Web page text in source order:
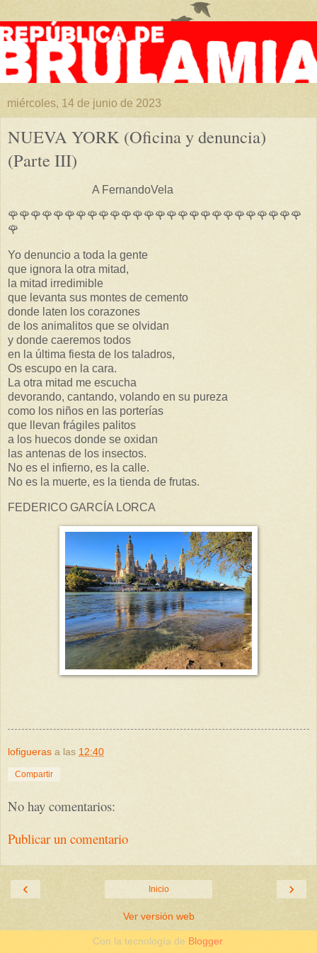
miércoles, 14 de junio de 2023
NUEVA YORK (Oficina y denuncia)
(Parte III)
A FernandoVela
🌹🌹🌹🌹🌹🌹🌹🌹🌹🌹🌹🌹🌹🌹🌹🌹🌹🌹🌹🌹🌹🌹🌹🌹🌹🌹
🌹
Yo denuncio a toda la gente
que ignora la otra mitad,
la mitad irredimible
que levanta sus montes de cemento
donde laten los corazones
de los animalitos que se olvidan
y donde caeremos todos
en la última fiesta de los taladros,
Os escupo en la cara.
La otra mitad me escucha
devorando, cantando, volando en su pureza
como los niños en las porterías
que llevan frágiles palitos
a los huecos donde se oxidan
las antenas de los insectos.
No es el infierno, es la calle.
No es la muerte, es la tienda de frutas.
FEDERICO GARCÍA LORCA
lofigueras a las 12:40
Compartir
No hay comentarios:
Publicar un comentario
‹ ›
Inicio
Ver versión web
Con la tecnología de Blogger.